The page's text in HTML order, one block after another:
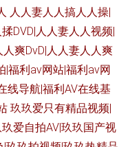
人人妻人人搞人人操|
DVD|人人妻人人视频|
爽DvD|人人妻人人爽
|福利av网站|福利av网
线导航|福利AV在线基
玖玖爱只有精品视频|
爱自拍AV|玖玖国产视